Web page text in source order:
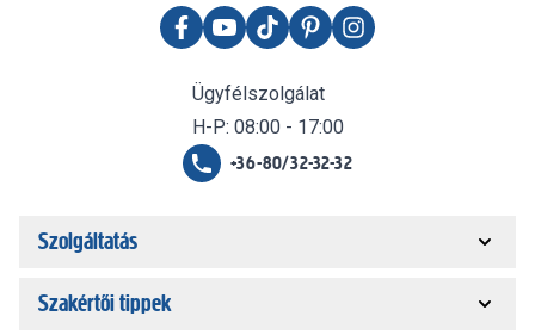
Ügyfélszolgálat
H-P: 08:00 - 17:00
+36-80/32-32-32
Szolgáltatás
Szakértői tippek